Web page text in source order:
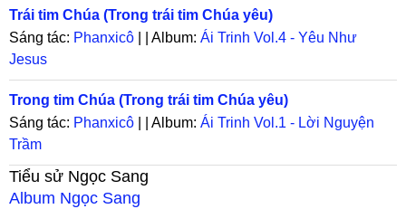
Trái tim Chúa (Trong trái tim Chúa yêu)
Sáng tác: Phanxicô | | Album: Ái Trinh Vol.4 - Yêu Như
Jesus
Trong tim Chúa (Trong trái tim Chúa yêu)
Sáng tác: Phanxicô | | Album: Ái Trinh Vol.1 - Lời Nguyện
Trầm
Tiểu sử Ngọc Sang
Album Ngọc Sang